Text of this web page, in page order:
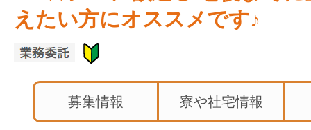
えたい方にオススメです♪
募集情報 寮や社宅情報